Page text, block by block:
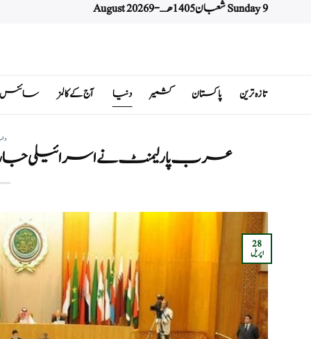
Sunday 9 شعبان 1405 هـ - 9 August 2026
تازہ ترین پاکستان کشمیر دنیا آج کے کالمز سائنس
عرب پارلیمنٹ نے اسرائیلی
28
اپریل